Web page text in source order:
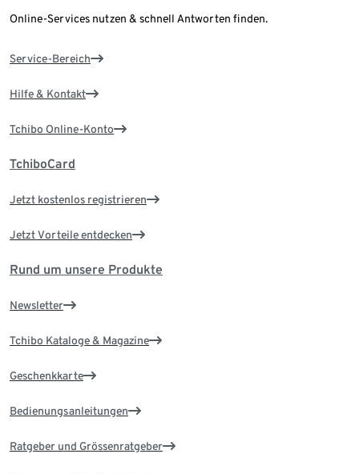
Online-Services nutzen & schnell Antworten finden.
Service-Bereich
Hilfe & Kontakt
Tchibo Online-Konto
TchiboCard
Jetzt kostenlos registrieren
Jetzt Vorteile entdecken
Rund um unsere Produkte
Newsletter
Tchibo Kataloge & Magazine
Geschenkkarte
Bedienungsanleitungen
Ratgeber und Grössenratgeber